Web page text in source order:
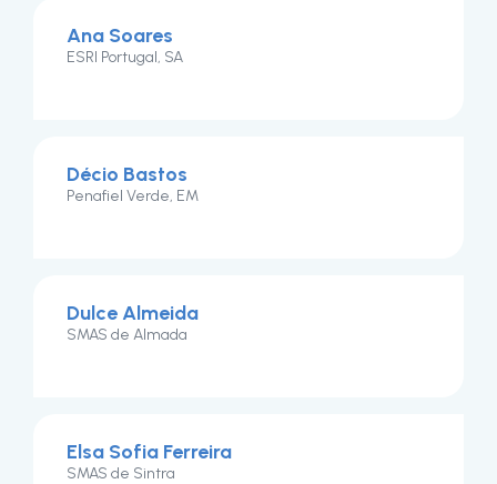
Ana Soares
ESRI Portugal, SA
Décio Bastos
Penafiel Verde, EM
Dulce Almeida
SMAS de Almada
Elsa Sofia Ferreira
SMAS de Sintra